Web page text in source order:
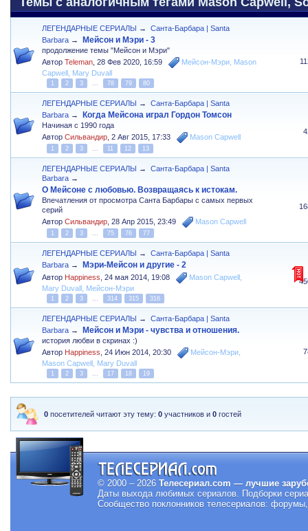
ЛЕГЕНДАРНЫЕ СЕРИАЛЫ →
Санта-Барбара | Santa
Barbara → Мейсон и Мэри - 3
продолжение темы "Мейсон и Мэри"
АвторTeleman ,28 Фев 2020, 16:59 Мейсон-Мэри Mason
Capwell Mary Duvall
1 2 3 ... 78 79 80
ЛЕГЕНДАРНЫЕ СЕРИАЛЫ →
Санта-Барбара | Santa
Barbara → Когда Мейсона играл Гордон Томсон
Начиная с 1990 года
АвторСильвандир ,2 Авг 2015, 17:33 Mason Capwell
1 2 3 ... 11 12 13
ЛЕГЕНДАРНЫЕ СЕРИАЛЫ →
Санта-Барбара | Santa
Barbara →
О Мейсоне с любовью. Возвращаясь к истокам.
Впечатления от просмотра Санта Барбары с самых первых
серий
АвторСильвандир ,28 Апр 2015, 23:49 Mason Capwell
1 2 3 ... 75 76 77
ЛЕГЕНДАРНЫЕ СЕРИАЛЫ →
Санта-Барбара | Santa
Barbara → Мэри-Мейсон и другие - 2
Автор Happiness ,24 мая 2014, 19:08 Mason Capwell
Mary Duvall Мейсон-Мэри
1 2 3 ... 314 315 316
ЛЕГЕНДАРНЫЕ СЕРИАЛЫ →
Санта-Барбара | Santa
Barbara → Мейсон и Мэри - чувства и отношения.
история любви в скринах :)
Автор Happiness ,24 Июн 2014, 20:30 Мейсон-Мэри
Mason Capwell Mary Duvall
1 2 3 ... 17 18 19
0 посетителей читают эту тему:0 участников и0 гостей
© 2000 – 2026 Телесериал.com — лучшие
Даты выхода любимых сериалов. Подборки
Сообщество поклонников телесериалов: